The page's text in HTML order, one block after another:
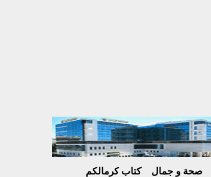
صحة و جمال كتاب كرمالكم